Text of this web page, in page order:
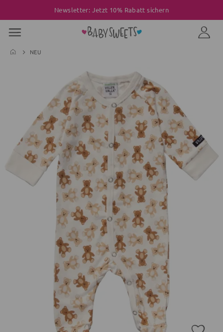
Newsletter: Jetzt 10% Rabatt sichern
NEU